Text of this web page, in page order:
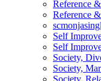
Reference
Reference
Self
Self
Society,
Society,
Society,